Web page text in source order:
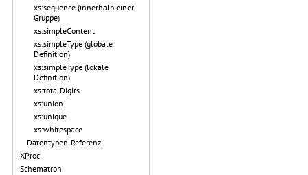
xs:sequence (innerhalb einer
Gruppe)
xs:simpleContent
xs:simpleType (globale
Definition)
xs:simpleType (lokale
Definition)
xs:totalDigits
xs:union
xs:unique
xs:whitespace
Datentypen-Referenz
XProc
Schematron